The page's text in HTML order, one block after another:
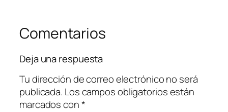
Comentarios
Deja una respuesta
Tu dirección de correo electrónico no será
publicada. Los campos obligatorios están
marcados con*